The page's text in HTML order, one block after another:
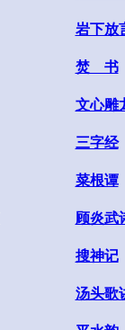
岩下放
焚 书
文心雕
三字经
菜根谭
顾炎武
搜神记
汤头歌